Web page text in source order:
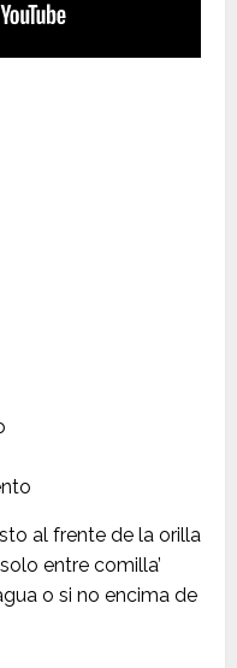
al frente de la orilla
entre comilla’
o si no encima de